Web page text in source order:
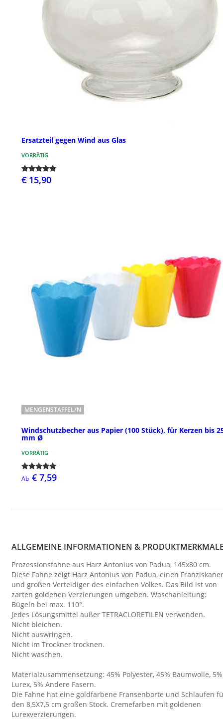
Ersatzteil gegen Wind aus Glas
VORRÄTIG
€ 15,90
MENGENSTAFFEL/N
Windschutzbecher aus Papier (100 Stück), für Kerzen bis
mm Ø
VORRÄTIG
Ab € 7,59
ALLGEMEINE INFORMATIONEN &
Prozessionsfahne aus Harz Antonius von Padua, 145x80 cm.
Diese Fahne zeigt Harz Antonius von Padua, einen Franziskaner
und großen Verteidiger des einfachen Volkes. Das Bild ist von
zarten goldenen Verzierungen umgeben. Waschanleitung:
Bügeln bei max. 110°.
Jedes Lösungsmittel außer TETRACLORETILEN verwenden.
Nicht bleichen.
Nicht auswringen.
Nicht im Trockner trocknen.
Nicht waschen.
Materialzusammensetzung: 45% Polyester, 45% Baumwolle, 5%
Lurex, 5% Andere Fasern.
Die Fahne hat eine goldfarbene Fransenborte und Schlaufen
den 8,5X7,5 cm großen Stock. Cremefarben mit goldenen
Lurexverzierungen.